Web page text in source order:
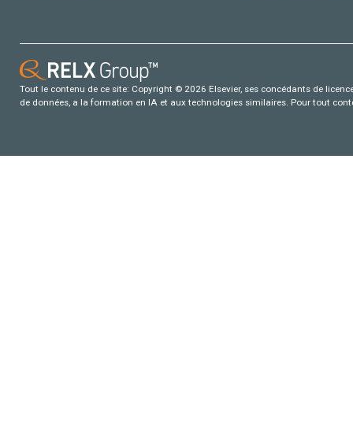
Tout le contenu de ce site: Copyright © 2026 Elsevier, ses concédants de
de données, a la formation en IA et aux technologies similaires. Pour tout